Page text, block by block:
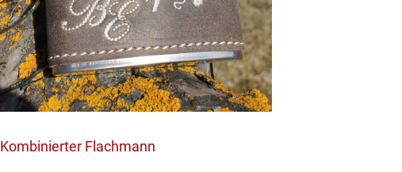
Kombinierter Flachmann